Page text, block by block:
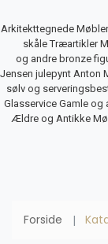
Arkitekttegnede Møbler
skåle Træartikler
og andre bronze
Jensen julepynt Anton
sølv og
Glasservice Gamle og
Ældre og Antikke
Forside